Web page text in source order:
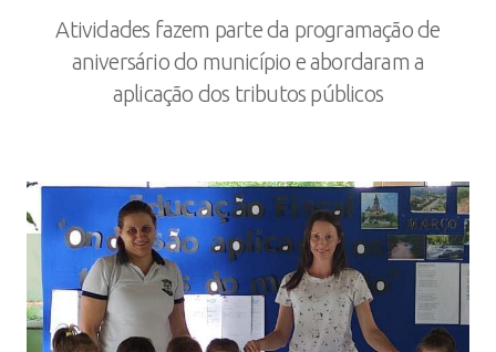
Atividades fazem parte da programação de
aniversário do município e abordaram a
aplicação dos tributos públicos